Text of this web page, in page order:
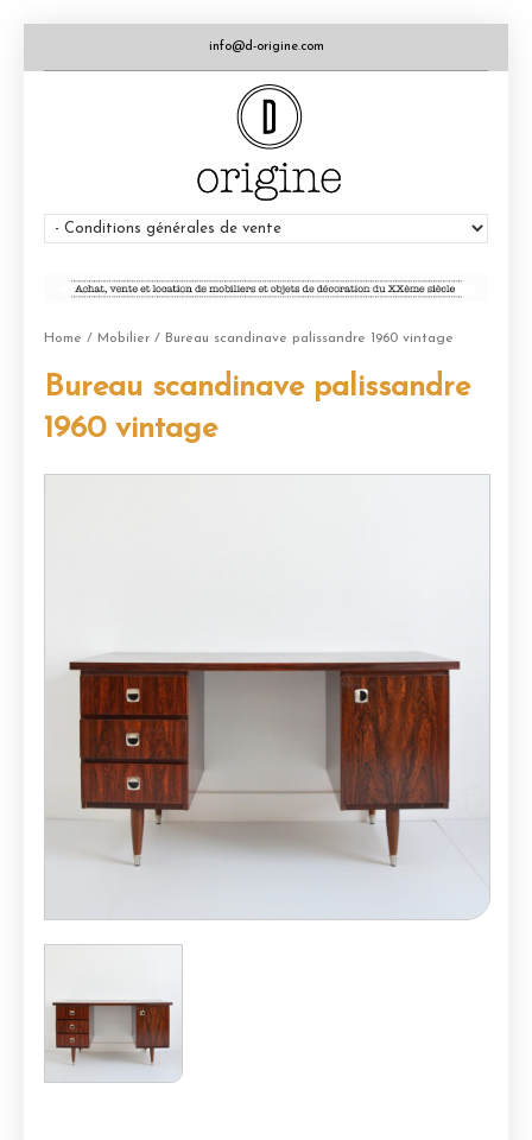
info@d-origine.com
Home / Mobilier / Bureau scandinave palissandre 1960 vintage
Bureau scandinave palissandre
1960 vintage